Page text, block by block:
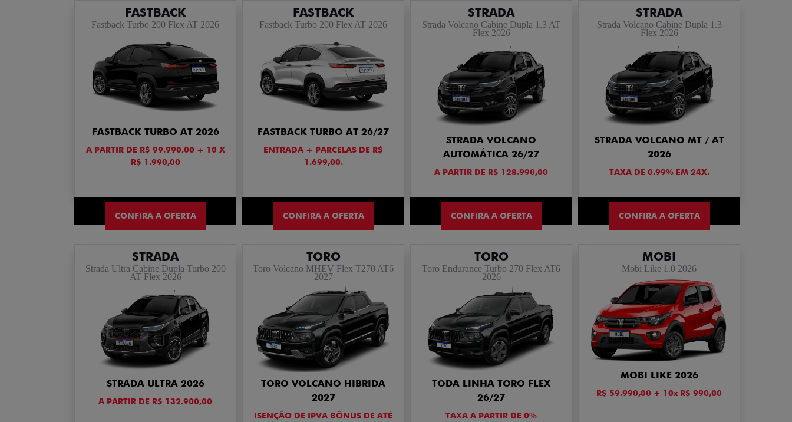
FASTBACK
Fastback Turbo 200 Flex AT 2026
FASTBACK TURBO AT 2026
A PARTIR DE R$ 99.990,00 + 10 X
R$ 1.990,00
CONFIRA A OFERTA
FASTBACK
Fastback Turbo 200 Flex AT 2026
FASTBACK TURBO AT 26/27
ENTRADA + PARCELAS DE R$
1.699,00.
CONFIRA A OFERTA
STRADA
Strada Volcano Cabine Dupla 1.3 AT
Flex 2026
STRADA VOLCANO
AUTOMÁTICA 26/27
A PARTIR DE R$ 128.990,00
CONFIRA A OFERTA
STRADA
Strada Volcano Cabine Dupla 1.3
Flex 2026
STRADA VOLCANO MT / AT
2026
TAXA DE 0.99% EM 24X.
CONFIRA A OFERTA
STRADA
Strada Ultra Cabine Dupla Turbo 200
AT Flex 2026
STRADA ULTRA 2026
A PARTIR DE R$ 132.900,00
TORO
Toro Volcano MHEV Flex T270 AT6
2027
TORO VOLCANO HIBRIDA
2027
ISENÇÃO DE IPVA BÔNUS DE ATÉ
TORO
Toro Endurance Turbo 270 Flex AT6
2026
TODA LINHA TORO FLEX
26/27
TAXA A PARTIR DE 0%
MOBI
Mobi Like 1.0 2026
MOBI LIKE 2026
R$ 59.990,00 + 10x R$ 990,00